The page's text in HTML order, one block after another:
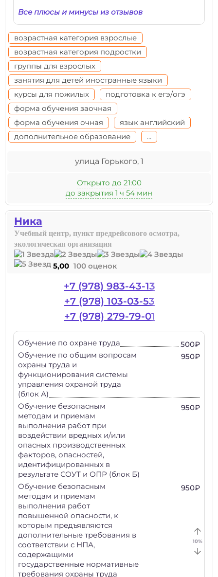
10%
Все плюсы и минусы из отзывов
возрастная категория взрослые
возрастная категория подростки
группы для взрослых
занятия для детей иностранные языки
курсы для пожилых
подготовка к егэ/огэ
форма обучения заочная
форма обучения очная
язык английский
дополнительное образование
...
улица Горького, 1
Открыто до 21:00
до закрытия 1 ч 54 мин
Ника
Учебный центр, пункт предрейсового осмотра,
экологическая организация
5,00 100 оценок
+7 (978) 983-43-13
+7 (978) 103-03-53
+7 (978) 279-79-01
Обучение по охране труда
500₽
Обучение по общим вопросам
охраны труда и
функционирования системы
управления охраной труда
(блок А)
950₽
Обучение безопасным
методам и приемам
выполнения работ при
воздействии вредных и/или
опасных производственных
факторов, опасностей,
идентифицированных в
результате СОУТ и ОПР (блок Б)
950₽
Обучение безопасным
методам и приемам
выполнения работ
повышенной опасности, к
которым предъявляются
дополнительные требования в
соответствии с НПА,
содержащими
государственные нормативные
требования охраны труда
950₽